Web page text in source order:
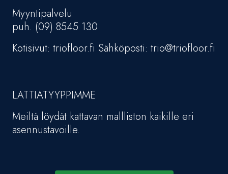
Myyntipalvelu
puh. (09) 8545 130
Kotisivut: triofloor.fi Sähköposti: trio@triofloor.fi
LATTIATYYPPIMME
Meiltä löydät kattavan mallliston kaikille eri
asennustavoille.